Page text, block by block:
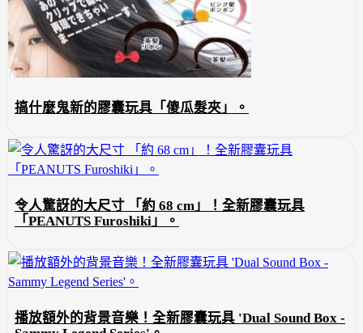
搞什麼鬼新的膠囊玩具「傻瓜髮夾」。
令人驚訝的大尺寸 「約 68 cm」！全新膠囊玩具
「PEANUTS Furoshiki」。
播放額外的背景音樂！全新膠囊玩具 'Dual Sound Box -